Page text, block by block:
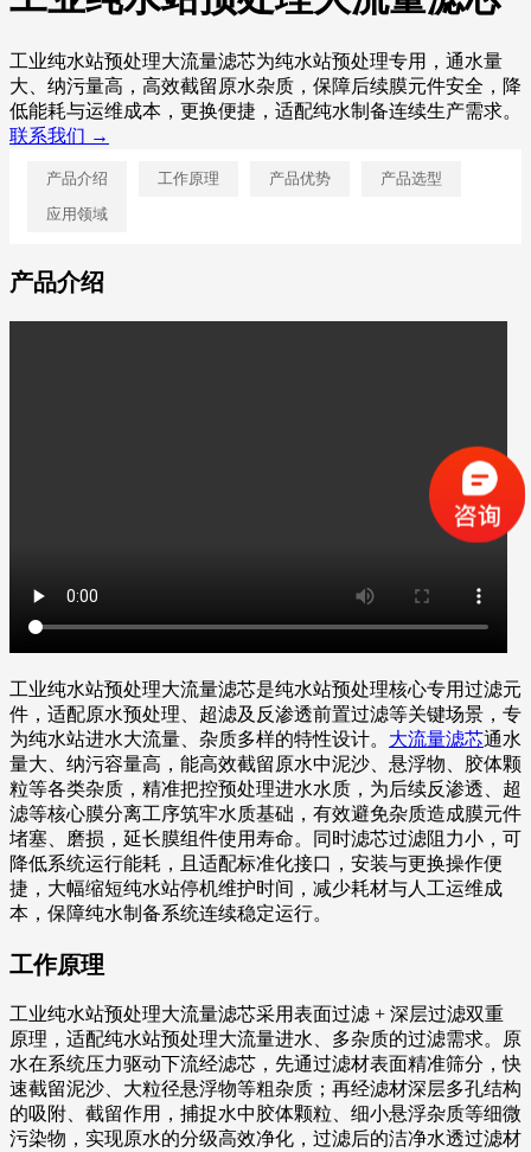
工业纯水站预处理大流量滤芯为纯水站预处理专用，通水量
大、纳污量高，高效截留原水杂质，保障后续膜元件安全，降
低能耗与运维成本，更换便捷，适配纯水制备连续生产需求。
联系我们 →
产品介绍 工作原理 产品优势
产品选型
应用领域
产品介绍
工业纯水站预处理大流量滤芯是纯水站预处理核心专用过滤元
件，适配原水预处理、超滤及反渗透前置过滤等关键场景，专
为纯水站进水大流量、杂质多样的特性设计。 大流量滤芯通水
量大、纳污容量高，能高效截留原水中泥沙、悬浮物、胶体颗
粒等各类杂质，精准把控预处理进水水质，为后续反渗透、超
滤等核心膜分离工序筑牢水质基础，有效避免杂质造成膜元件
堵塞、磨损，延长膜组件使用寿命。同时滤芯过滤阻力小，可
降低系统运行能耗，且适配标准化接口，安装与更换操作便
捷，大幅缩短纯水站停机维护时间，减少耗材与人工运维成
本，保障纯水制备系统连续稳定运行。
工作原理
工业纯水站预处理大流量滤芯采用表面过滤 + 深层过滤双重
原理，适配纯水站预处理大流量进水、多杂质的过滤需求。原
水在系统压力驱动下流经滤芯，先通过滤材表面精准筛分，快
速截留泥沙、大粒径悬浮物等粗杂质；再经滤材深层多孔结构
的吸附、截留作用，捕捉水中胶体颗粒、细小悬浮杂质等细微
污染物，实现原水的分级高效净化，过滤后的洁净水透过滤材